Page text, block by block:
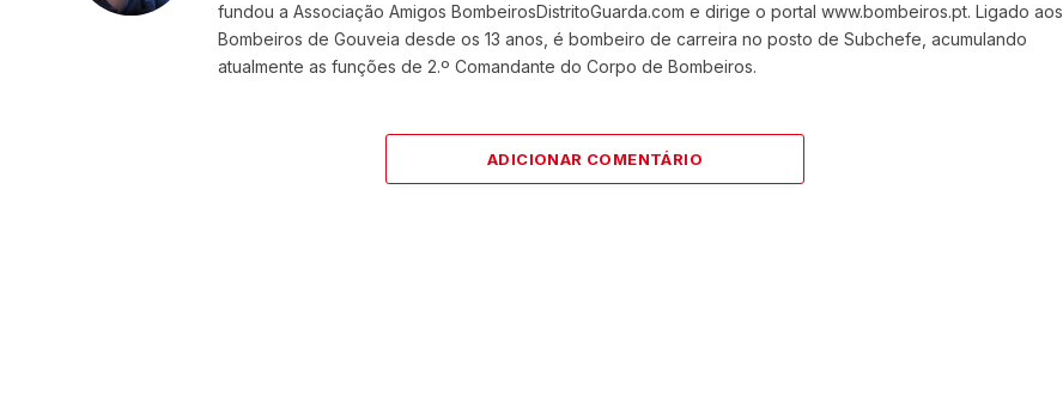
fundou a Associação Amigos BombeirosDistritoGuarda.com e dirige o portal www.bombeiros.pt. Ligado aos
Bombeiros de Gouveia desde os 13 anos, é bombeiro de carreira no posto de Subchefe, acumulando
atualmente as funções de 2.º Comandante do Corpo de Bombeiros.
ADICIONAR COMENTÁRIO